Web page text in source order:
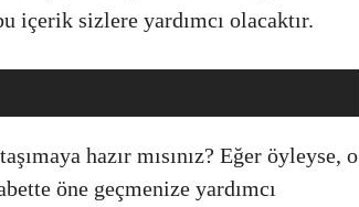
içerik sizlere yardımcı olacaktır.
hazır mısınız? Eğer öyleyse, o
öne geçmenize yardımcı